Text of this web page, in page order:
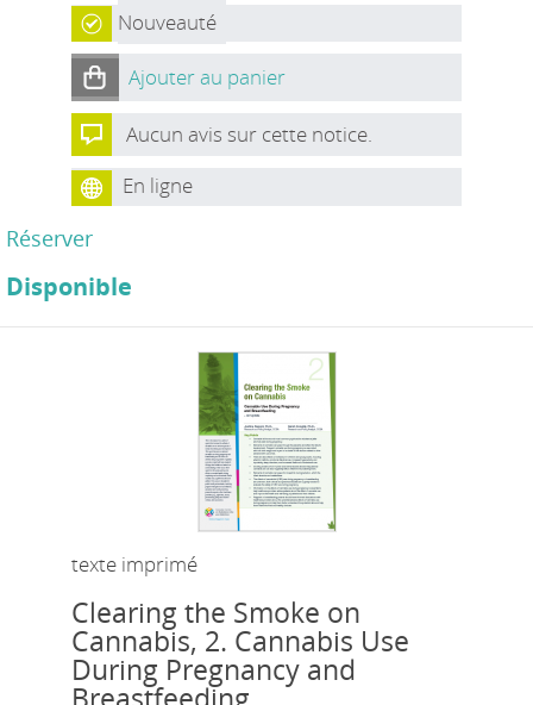
Nouveauté
Ajouter au panier
Aucun avis sur cette notice.
En ligne
Réserver
Disponible
texte imprimé
Clearing the Smoke on
Cannabis, 2. Cannabis Use
During Pregnancy and